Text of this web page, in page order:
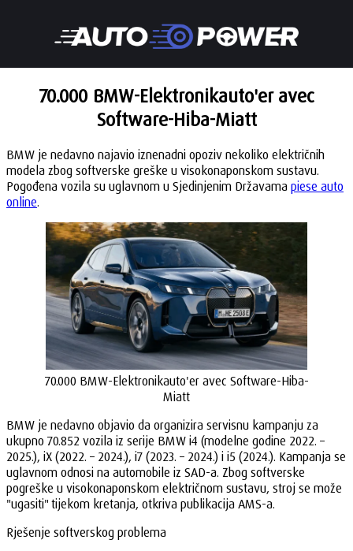
70.000 BMW-Elektronikauto'er avec
Software-Hiba-Miatt
BMW je nedavno najavio iznenadni opoziv nekoliko električnih
modela zbog softverske greške u visokonaponskom sustavu.
Pogođena vozila su uglavnom u Sjedinjenim Državama piese auto
online.
70.000 BMW-Elektronikauto'er avec Software-Hiba-
Miatt
BMW je nedavno objavio da organizira servisnu kampanju za
ukupno 70.852 vozila iz serije BMW i4 (modelne godine 2022. –
2025.), iX (2022. – 2024.), i7 (2023. – 2024.) i i5 (2024.). Kampanja se
uglavnom odnosi na automobile iz SAD-a. Zbog softverske
pogreške u visokonaponskom električnom sustavu, stroj se može
"ugasiti" tijekom kretanja, otkriva publikacija AMS-a.
Rješenje softverskog problema